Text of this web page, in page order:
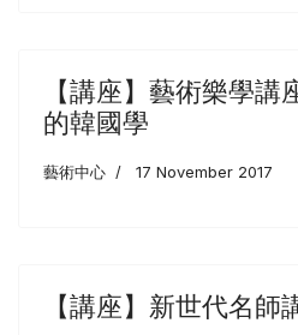
【講座】藝術樂學
的韓國學
藝術中心 17 November 2017
【講座】新世代名師